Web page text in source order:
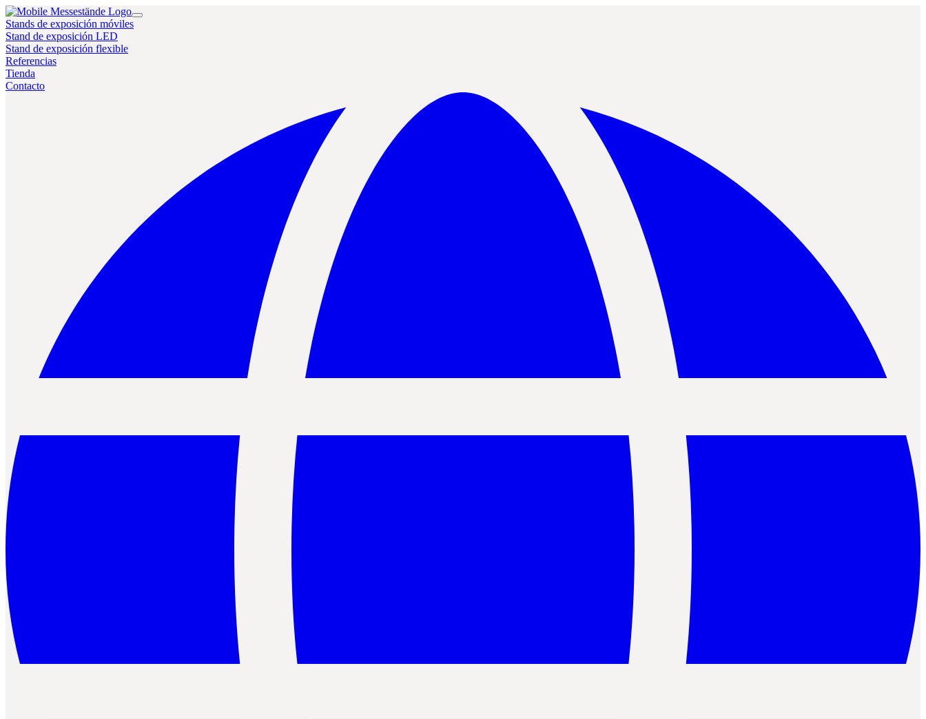
Stands de exposición móviles
Stand de exposición LED
Stand de exposición flexible
Referencias
Tienda
Contacto